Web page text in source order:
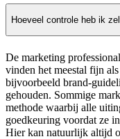
Hoeveel controle heb ik
De marketing
vinden het meestal fijn
bijvoorbeeld brand-
gehouden. Sommige
methode waarbij alle
goedkeuring voordat ze
Hier kan natuurlijk altijd